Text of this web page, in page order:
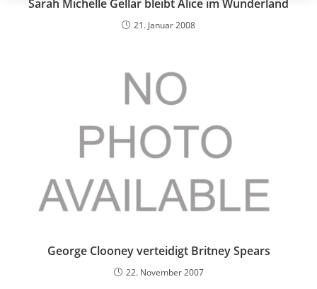
Sarah Michelle Gellar bleibt Alice im Wunderland
21. Januar 2008
George Clooney verteidigt Britney Spears
22. November 2007